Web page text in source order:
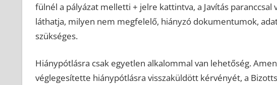
fülnél a pályázat melletti + jelre kattintva, a Javítás paranccsal
láthatja, milyen nem megfelelő, hiányzó dokumentumok,
szükséges.
Hiánypótlásra csak egyetlen alkalommal van lehetőség.
véglegesítette hiánypótlásra visszaküldött kérvényét, a